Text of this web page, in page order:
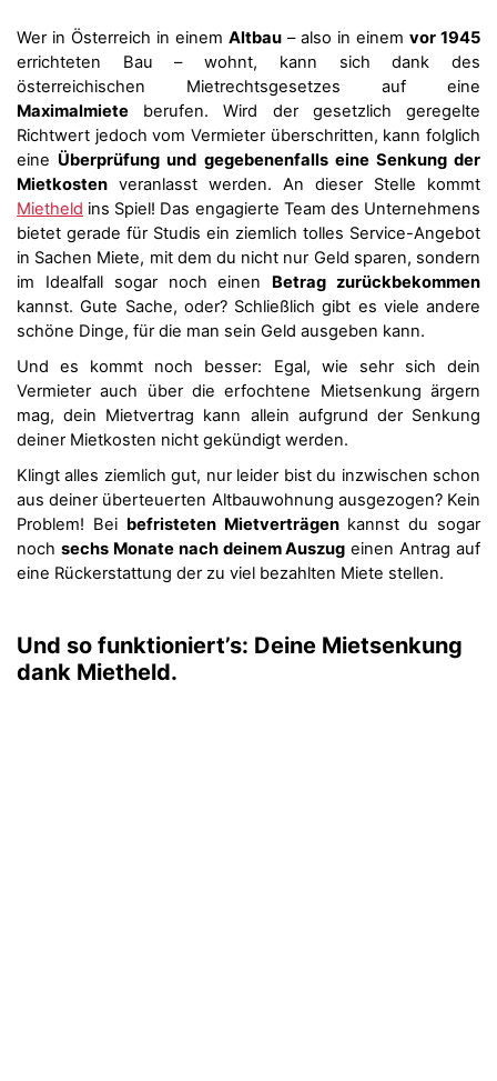
Wer in Österreich in einem Altbau – also in einem vor 1945
errichteten Bau – wohnt, kann sich dank des
österreichischen Mietrechtsgesetzes auf eine
Maximalmiete berufen. Wird der gesetzlich geregelte
Richtwert jedoch vom Vermieter überschritten, kann folglich
eine Überprüfung und gegebenenfalls eine Senkung der
Mietkosten veranlasst werden. An dieser Stelle kommt
Mietheld ins Spiel! Das engagierte Team des Unternehmens
bietet gerade für Studis ein ziemlich tolles Service-Angebot
in Sachen Miete, mit dem du nicht nur Geld sparen, sondern
im Idealfall sogar noch einen Betrag zurückbekommen
kannst. Gute Sache, oder? Schließlich gibt es viele andere
schöne Dinge, für die man sein Geld ausgeben kann.
Und es kommt noch besser: Egal, wie sehr sich dein
Vermieter auch über die erfochtene Mietsenkung ärgern
mag, dein Mietvertrag kann allein aufgrund der Senkung
deiner Mietkosten nicht gekündigt werden.
Klingt alles ziemlich gut, nur leider bist du inzwischen schon
aus deiner überteuerten Altbauwohnung ausgezogen? Kein
Problem! Bei befristeten Mietverträgenkannst du sogar
noch sechs Monate nach deinem Auszug einen Antrag auf
eine Rückerstattung der zu viel bezahlten Miete stellen.
Und so funktioniert’s: Deine Mietsenkung
dank Mietheld.